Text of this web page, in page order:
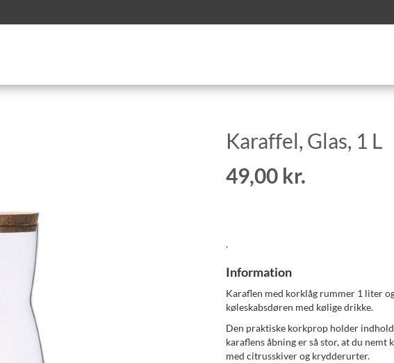
Karaffel, Glas, 1 L
49,00 kr.
.
Information
Karaflen med korklåg rummer 1 liter
køleskabsdøren med kølige drikke.
Den praktiske korkprop holder
karaflens åbning er så stor, at du nemt
med citrusskiver og krydderurter.